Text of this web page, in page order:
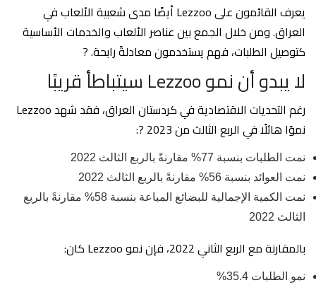
يعرف القائمون على Lezzoo أيضًا مدى شعبية الألعاب في
العراق. ومن خلال الجمع بين عناصر الألعاب والخدمات الأساسية
كتوصيل الطلبات، فهم يستخدمون معادلةً رابحة. ?
لا يبدو أن نمو Lezzoo سيتباطأ قريبًا
رغم التحديات الاقتصادية في كردستان العراق، فقد شهد Lezzoo
نموًا هائلًا في الربع الثالث من 2023 ?:
نمت الطلبات بنسبة 77% مقارنةً بالربع الثالث 2022
نمت العوائد بنسبة 56% مقارنةً بالربع الثالث 2022
نمت الكمية الإجمالية للبضائع المباعة بنسبة 58% مقارنةً بالربع
الثالث 2022
بالمقارنة مع الربع الثاني 2022، فإن نمو Lezzoo كان:
نمو الطلبات 35.4%